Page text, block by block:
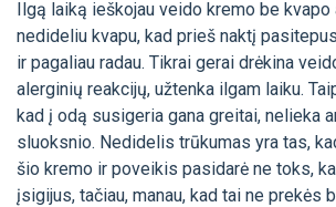
Ilgą laiką ieškojau veido kremo be kvapo
nedideliu kvapu, kad prieš naktį
ir pagaliau radau. Tikrai gerai drėkina
alerginių reakcijų, užtenka ilgam laiku.
kad į odą susigeria gana greitai, nelieka
sluoksnio. Nedidelis trūkumas yra tas,
šio kremo ir poveikis pasidarė ne toks,
įsigijus, tačiau, manau, kad tai ne prekės